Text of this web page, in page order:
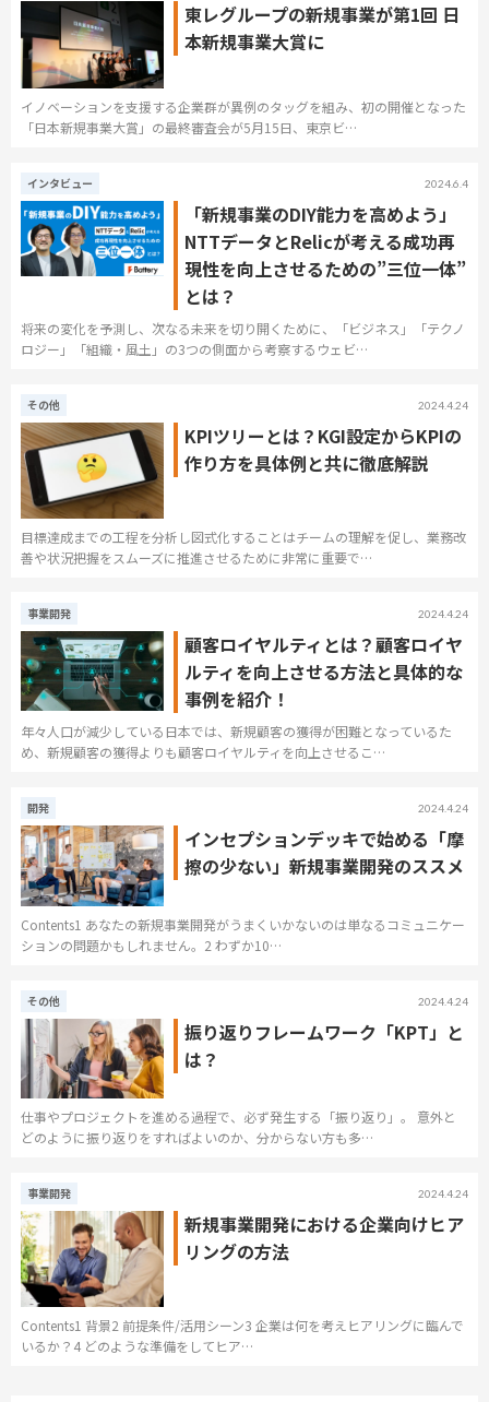
東レグループの新規事業が第1回 日
本新規事業大賞に
イノベーションを支援する企業群が異例のタッグを組み、初の開催となった
「日本新規事業大賞」の最終審査会が5月15日、東京ビ…
インタビュー 2024.6.4
「新規事業のDIY能力を高めよう」
NTTデータとRelicが考える成功再
現性を向上させるための”三位一体”
とは？
将来の変化を予測し、次なる未来を切り開くために、「ビジネス」「テクノ
ロジー」「組織・風土」の3つの側面から考察するウェビ…
その他 2024.4.24
KPIツリーとは？KGI設定からKPIの
作り方を具体例と共に徹底解説
目標達成までの工程を分析し図式化することはチームの理解を促し、業務改
善や状況把握をスムーズに推進させるために非常に重要で…
事業開発 2024.4.24
顧客ロイヤルティとは？顧客ロイヤ
ルティを向上させる方法と具体的な
事例を紹介！
年々人口が減少している日本では、新規顧客の獲得が困難となっているた
め、新規顧客の獲得よりも顧客ロイヤルティを向上させるこ…
開発 2024.4.24
インセプションデッキで始める「摩
擦の少ない」新規事業開発のススメ
Contents1 あなたの新規事業開発がうまくいかないのは単なるコミュニケー
ションの問題かもしれません。2 わずか10…
その他 2024.4.24
振り返りフレームワーク「KPT」と
は？
仕事やプロジェクトを進める過程で、必ず発生する「振り返り」。 意外と
どのように振り返りをすればよいのか、分からない方も多…
事業開発 2024.4.24
新規事業開発における企業向けヒア
リングの方法
Contents1 背景2 前提条件/活用シーン3 企業は何を考えヒアリングに臨んで
いるか？4 どのような準備をしてヒア…